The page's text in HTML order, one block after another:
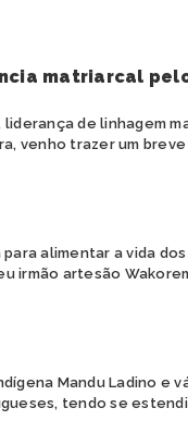
matriarcal
liderança de linhagem
venho trazer um
alimentar a vida
irmão artesão
Mandu Ladino e
tendo se